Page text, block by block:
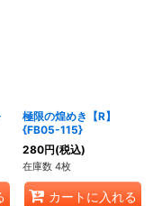
極限の煌めき【R】
{FB05-115}
280円(税込)
在庫数 4枚
カートに入れる